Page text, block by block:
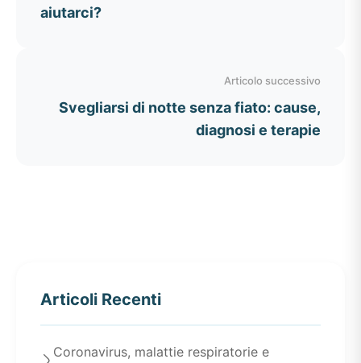
aiutarci?
Articolo successivo
Svegliarsi di notte senza fiato: cause,
diagnosi e terapie
Articoli Recenti
Coronavirus, malattie respiratorie e